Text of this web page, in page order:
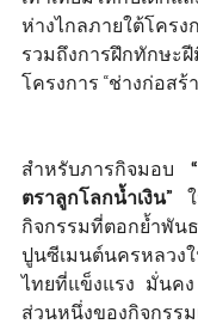
ห่างไกลภายใต้โครง
รวมถึงการฝึกทักษะ
โครงการ “ช่างก่อสร้
สำหรับภารกิจมอบ
ตราลูกโลกน้ำเงิน”
กิจกรรมที่ตอกย้ำพัน
ปูนซีเมนต์นครหลวง
ไทยที่แข็งแรง มั่นค
ส่วนหนึ่งของกิจกรร